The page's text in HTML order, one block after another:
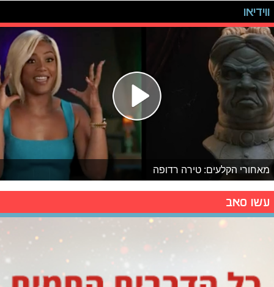
ווידיאו
מאחורי הקלעים: טירה רדופה
עשו סאב